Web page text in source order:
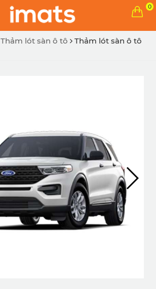
0
Thảm lót sàn ô tô
Thảm lót sàn ô tô